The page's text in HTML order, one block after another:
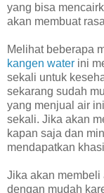
yang bisa
akan membuat
Melihat beberapa
kangen water ini
sekali untuk
sekarang sudah
yang menjual air
sekali. Jika akan
kapan saja dan
mendapatkan
Jika akan membeli
dengan mudah